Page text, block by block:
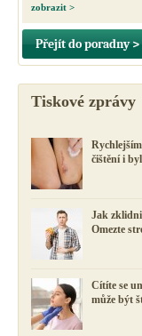
zobrazit >
Přejít do poradny >
Tiskové zprávy
čištění i
Jak
Omezte
Cítíte se
může být